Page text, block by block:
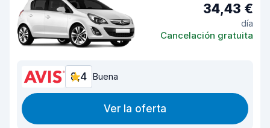
34,43 €
día
Cancelación gratuita
8,4 Buena
Ver la oferta